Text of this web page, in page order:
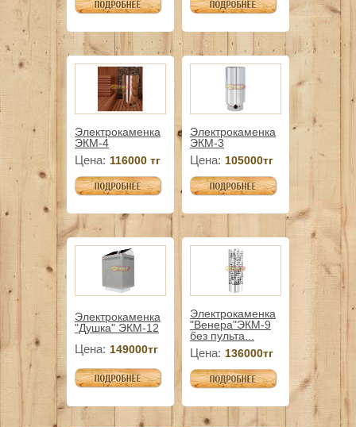
Электрокаменка
ЭКМ-4
Цена: 116000 тг
Электрокаменка
ЭКМ-3
Цена: 105000тг
Электрокаменка
"Душка" ЭКМ-12
Цена: 149000тг
Электрокаменка
"Венера"ЭКМ-9
без пульта...
Цена: 136000тг